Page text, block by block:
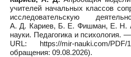
учителей начальных классов
исследовательскую
А. Д. Кариев, Б. Е. Фишман, Е. Н.
науки. Педагогика и
URL: https://mir-nauki.com/
обращения: 09.08.2026).